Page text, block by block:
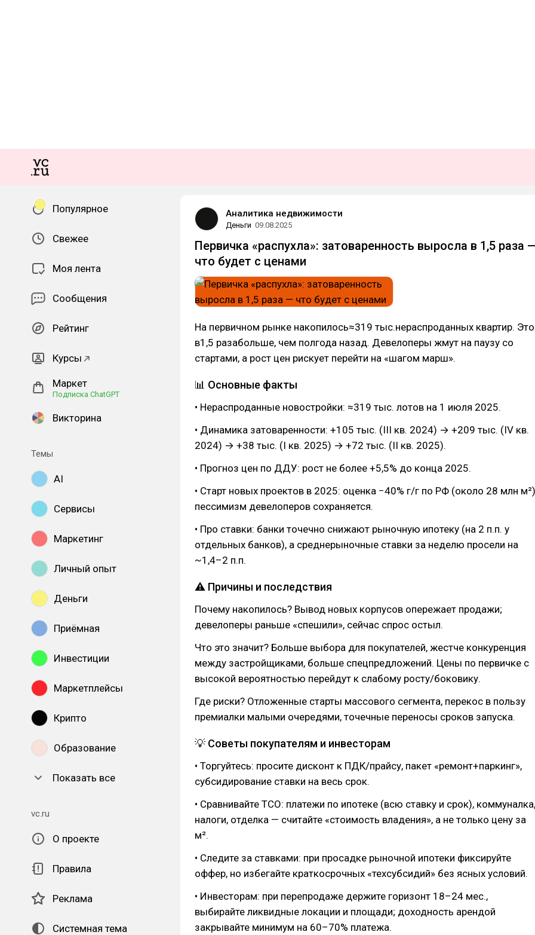
Популярное
Свежее
Моя лента
Сообщения
Рейтинг
Курсы
Маркет
Подписка ChatGPT
Викторина
Темы
AI
Сервисы
Маркетинг
Личный опыт
Деньги
Приёмная
Инвестиции
Маркетплейсы
Крипто
Образование
Показать все
vc.ru
О проекте
Правила
Реклама
Системная тема
Аналитика недвижимости
Деньги 09.08.2025
Первичка «распухла»: затоваренность выросла в 1,5 раза
что будет с ценами
На первичном рынке накопилось≈319 тыс.нераспроданных квартир. Это
в1,5 разабольше, чем полгода назад. Девелоперы жмут на паузу со
стартами, а рост цен рискует перейти на «шагом марш».
📊 Основные факты
• Нераспроданные новостройки: ≈319 тыс. лотов на 1 июля 2025.
• Динамика затоваренности: +105 тыс. (III кв. 2024) → +209 тыс. (IV кв.
2024) → +38 тыс. (I кв. 2025) → +72 тыс. (II кв. 2025).
• Прогноз цен по ДДУ: рост не более +5,5% до конца 2025.
• Старт новых проектов в 2025: оценка −40% г/г по РФ (около 28 млн
пессимизм девелоперов сохраняется.
• Про ставки: банки точечно снижают рыночную ипотеку (на 2 п.п. у
отдельных банков), а среднерыночные ставки за неделю просели на
~1,4–2 п.п.
⚠ Причины и последствия
Почему накопилось? Вывод новых корпусов опережает продажи;
девелоперы раньше «спешили», сейчас спрос остыл.
Что это значит? Больше выбора для покупателей, жестче конкуренция
между застройщиками, больше спецпредложений. Цены по первичке с
высокой вероятностью перейдут к слабому росту/боковику.
Где риски? Отложенные старты массового сегмента, перекос в пользу
премиалки малыми очередями, точечные переносы сроков запуска.
💡 Советы покупателям и инвесторам
• Торгуйтесь: просите дисконт к ПДК/прайсу, пакет «ремонт+паркинг»,
субсидирование ставки на весь срок.
• Сравнивайте TCO: платежи по ипотеке (всю ставку и срок), коммуналка,
налоги, отделка — считайте «стоимость владения», а не только цену за
м².
• Следите за ставками: при просадке рыночной ипотеки фиксируйте
оффер, но избегайте краткосрочных «техсубсидий» без ясных условий.
• Инвесторам: при перепродаже держите горизонт 18–24 мес.,
выбирайте ликвидные локации и площади; доходность арендой
закрывайте минимум на 60–70% платежа.